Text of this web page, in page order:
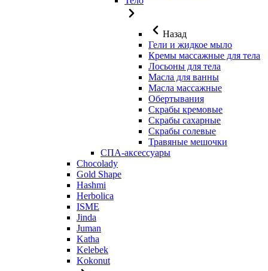
Назад
Гели и жидкое мыло
Кремы массажные для тела
Лосьоны для тела
Масла для ванны
Масла массажные
Обертывания
Скрабы кремовые
Скрабы сахарные
Скрабы солевые
Травяные мешочки
СПА-аксессуары
Chocolady
Gold Shape
Hashmi
Herbolica
ISME
Jinda
Juman
Katha
Kelebek
Kokonut